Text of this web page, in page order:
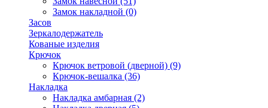
Замок накладной (0)
Засов
Зеркалодержатель
Кованые изделия
Крючок
Крючок ветровой (дверной) (9)
Крючок-вешалка (36)
Накладка
Накладка амбарная (2)